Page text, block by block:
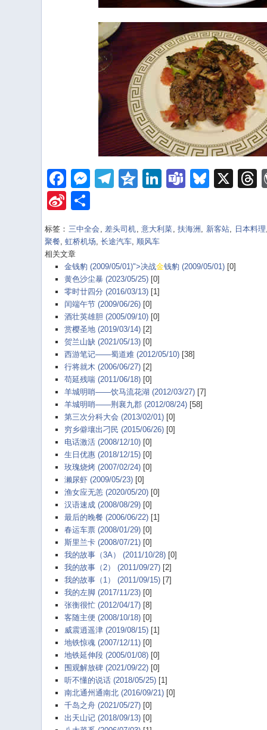
Facebook
Messenger
Telegram
Qzone
LinkedIn
TeamsX
Sina
Weibo
标签： 三中全会 , 差头司机, 意大利菜, 扶海洲 , 新客站, 日本料理
聚餐,虹桥机场,长途汽车, 顺风车
相关文章
金钱豹 (2009/05/01)">决战金钱豹 (2009/05/01)[0]
黄色沙尘暴 (2023/05/25)[0]
零时廿四分 (2016/03/13)[1]
闰端午节 (2009/06/26)[0]
酒壮英雄胆 (2005/09/10)[0]
赏樱圣地 (2019/03/14)[2]
贺兰山缺 (2021/05/13)[0]
西游笔记——蜀道难 (2012/05/10)[38]
行将就木 (2006/06/27)[2]
苟延残喘 (2011/06/18)[0]
羊城明哨——饮马流花湖 (2012/03/27)[7]
羊城明哨——荆襄九郡 (2012/08/24)[58]
第三次分科大会 (2013/02/01)[0]
穷乡僻壤出刁民 (2015/06/26)[0]
电话激活 (2008/12/10)[0]
生日优惠 (2018/12/15)[0]
玫瑰烧烤 (2007/02/24)[0]
濑尿虾 (2009/05/23)[0]
渔女应无恙 (2020/05/20)[0]
汉语速成 (2008/08/29)[0]
最后的晚餐 (2006/06/22)[1]
春运车票 (2008/01/29)[0]
斯里兰卡 (2008/07/21)[0]
我的故事（3A） (2011/10/28)[0]
我的故事（2） (2011/09/27)[2]
我的故事（1） (2011/09/15)[7]
我的左脚 (2017/11/23)[0]
张衡很忙 (2012/04/17)[8]
客随主便 (2008/10/18)[0]
威震逍遥津 (2019/08/15)[1]
地铁惊魂 (2007/12/11)[0]
地铁延伸段 (2005/01/08)[0]
围观解放碑 (2021/09/22)[0]
听不懂的说话 (2018/05/25)[1]
南北通州通南北 (2016/09/21)[0]
千岛之舟 (2021/05/27)[0]
出天山记 (2018/09/13)[0]